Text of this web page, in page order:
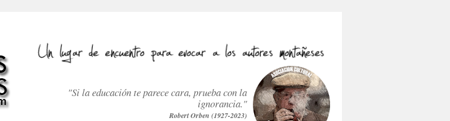
"Si la educación te parece cara, prueba con la
ignorancia."
Robert Orben (1927-2023)